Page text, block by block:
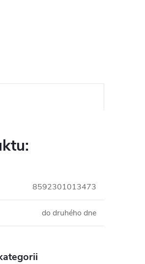
8592301013473
do druhého dne